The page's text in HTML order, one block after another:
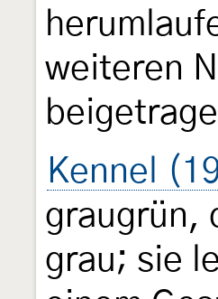
weiteren
Kennel
graugrün,
grau; sie